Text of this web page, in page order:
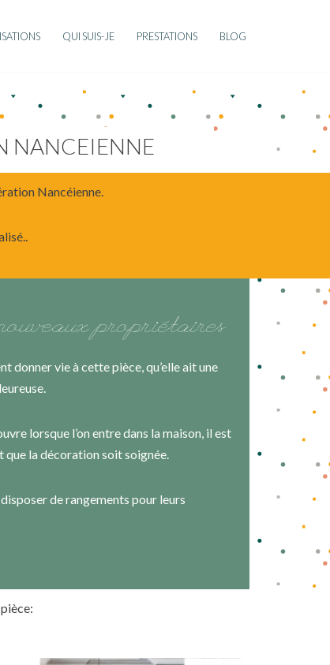
QUI SUIS-JE PRESTATIONS BLOG
NANCEIENNE
Nancéienne.
propriétaires
donner vie à cette pièce, qu’elle ait une
lorsque l’on entre dans la maison, il est
la décoration soit soignée.
de rangements pour leurs